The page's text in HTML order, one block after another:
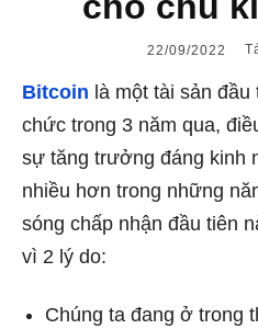
22/09/2022
Bitcoin là một tài sản
chức trong 3 năm qua,
sự tăng trưởng đáng kinh
nhiều hơn trong những
sóng chấp nhận đầu tiên
vì 2 lý do:
Chúng ta đang ở trong